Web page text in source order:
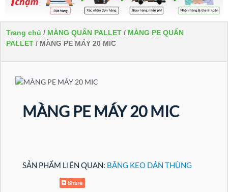
Trang chủ / MÀNG QUẤN PALLET / MÀNG PE QUẤN
PALLET / MÀNG PE MÁY 20 MIC
MÀNG PE MÁY 20 MIC
SẢN PHẨM LIÊN QUAN: BĂNG KEO DÁN THÙNG